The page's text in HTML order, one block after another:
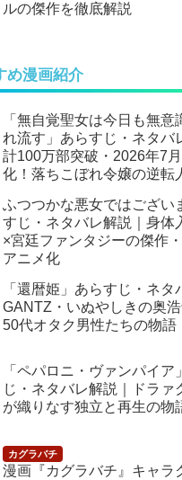
ルの傑作を徹底解説
め漫画紹介
「無自覚聖女は今日も無意
れ流す」あらすじ・ネタバ
計100万部突破・2026年7
化！落ちこぼれ令嬢の逆転
ふつつかな悪女ではござい
すじ・ネタバレ解説｜身体
×宮廷ファンタジーの傑作
アニメ化
「還暦姫」あらすじ・ネタ
GANTZ・いぬやしきの奥浩
50代オタク男性たちの物語
「ペパロニ・ヴァンパイア
じ・ネタバレ解説｜ドラァ
が織りなす独立と再生の物
漫画『カグラバチ』キャラ